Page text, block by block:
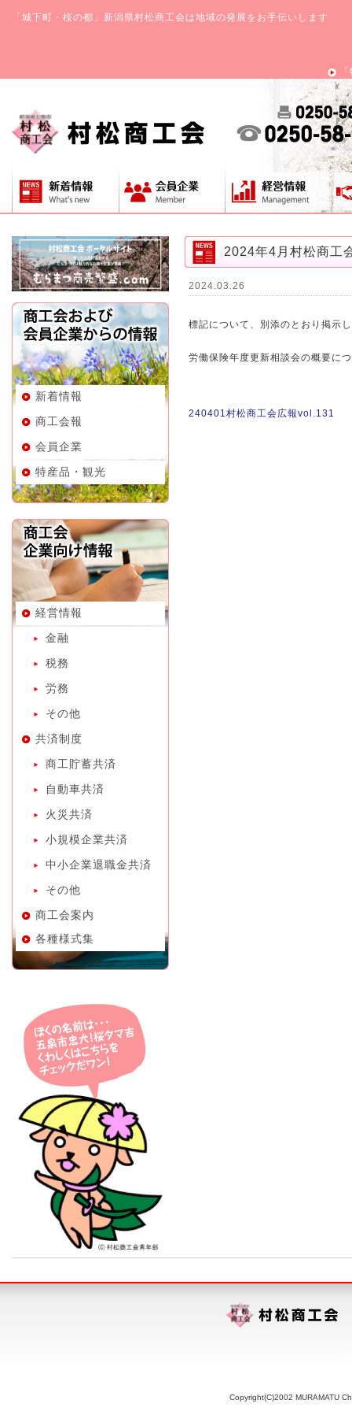
「城下町・桜の都」新潟県村松商工会は地域の発展をお手伝いします
新着情報
商工会報
会員企業
特産品・観光
経営情報
金融
税務
労務
その他
共済制度
商工貯蓄共済
自動車共済
火災共済
小規模企業共済
中小企業退職金共済
その他
商工会案内
各種様式集
2024年4月村松商工
2024.03.26
標記について、別添のとおり掲示
労働保険年度更新相談会の概要に
240401村松商工会広報vol.131
Copyright(C)2002 MURAMATU